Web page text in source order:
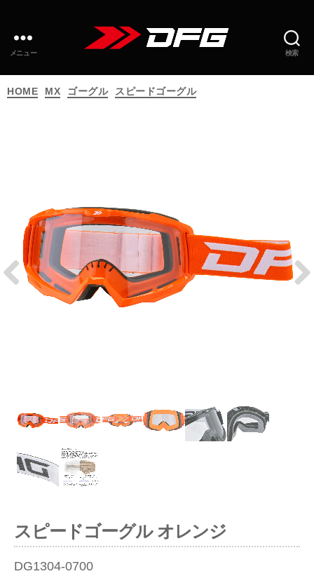
検索
メニュー
カ
HOME MX ゴーグル スピードゴーグル
スピードゴーグル オレンジ
DG1304-0700